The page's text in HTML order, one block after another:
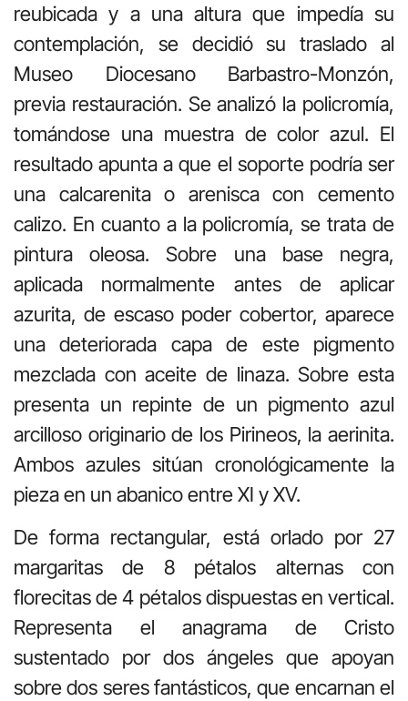
reubicada y a una altura que impedía su
contemplación, se decidió su traslado al
Museo Diocesano Barbastro-Monzón,
previa restauración. Se analizó la policromía,
tomándose una muestra de color azul. El
resultado apunta a que el soporte podría ser
una calcarenita o arenisca con cemento
calizo. En cuanto a la policromía, se trata de
pintura oleosa. Sobre una base negra,
aplicada normalmente antes de aplicar
azurita, de escaso poder cobertor, aparece
una deteriorada capa de este pigmento
mezclada con aceite de linaza. Sobre esta
presenta un repinte de un pigmento azul
arcilloso originario de los Pirineos, la aerinita.
Ambos azules sitúan cronológicamente la
pieza en un abanico entre XI y XV.
De forma rectangular, está orlado por 27
margaritas de 8 pétalos alternas con
florecitas de 4 pétalos dispuestas en vertical.
Representa el anagrama de Cristo
sustentado por dos ángeles que apoyan
sobre dos seres fantásticos, que encarnan el